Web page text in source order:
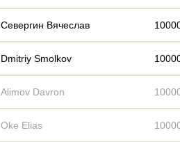
Севергин Вячеслав
Dmitriy Smolkov
Alimov Davron
Oke Elias